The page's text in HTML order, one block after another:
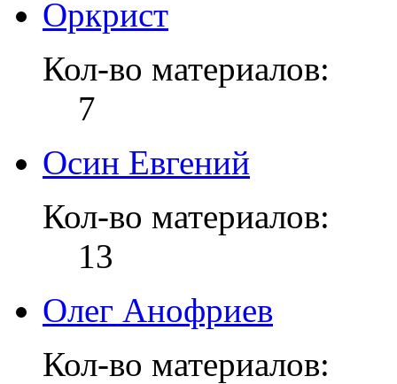
Оркрист
Кол-во материалов:
7
Осин Евгений
Кол-во материалов:
13
Олег Анофриев
Кол-во материалов: